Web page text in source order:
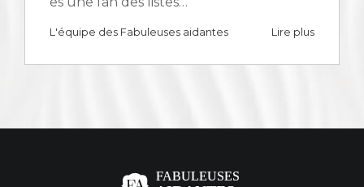
L'équipe des Fabuleuses aidantes Lire plus